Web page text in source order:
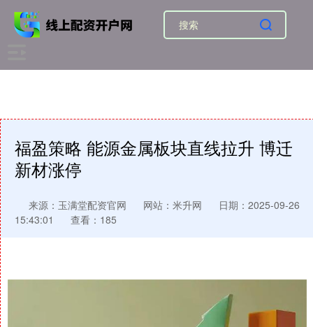
福盈策略 能源金属板块直线拉升 博迁
新材涨停
来源：玉满堂配资官网 网站：米升网
日期：2025-09-26
15:43:01
查看：185